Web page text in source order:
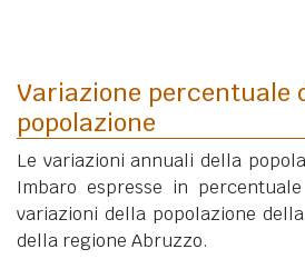
Variazione percentuale
popolazione
Le variazioni annuali della
Imbaro espresse in
variazioni della popolazione
della regione Abruzzo.